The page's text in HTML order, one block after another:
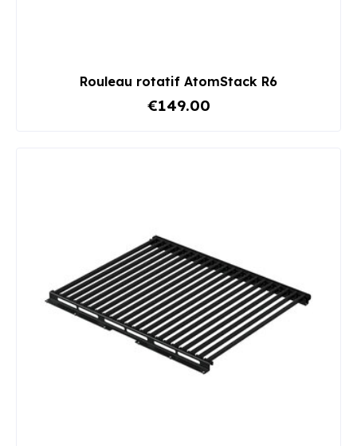
Rouleau rotatif AtomStack R6
€149.00